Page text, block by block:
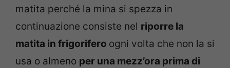
matita perché la mina si spezza in
continuazione consiste nel riporre la
matita in frigorifero ogni volta che non la si
usa o almeno per una mezz’ora prima di